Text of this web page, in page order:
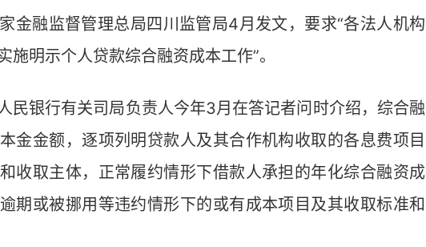
融监督管理总局四川监管局4月发文，要求“各法人机构
明示个人贷款综合融资成本工作”。
银行有关司局负责人今年3月在答记者问时介绍，综合融
金金额，逐项列明贷款人及其合作机构收取的各息费项目
收取主体，正常履约情形下借款人承担的年化综合融资成
期或被挪用等违约情形下的或有成本项目及其收取标准和